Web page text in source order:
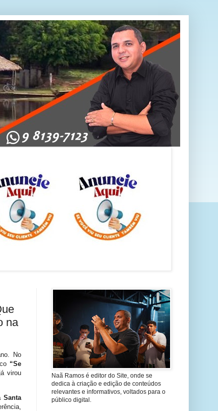
na
No
“Se
virou
Santa
Naã Ramos é editor do Site, onde se
dedica à criação e edição de conteúdos
relevantes e informativos, voltados para o
público digital.